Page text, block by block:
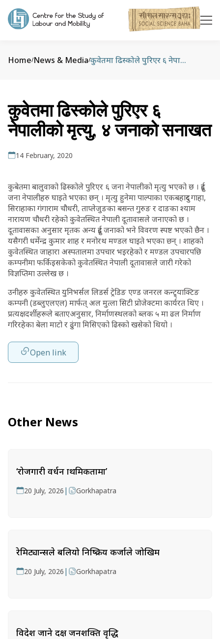
Home/News & Media/ कुवेतमा ढिस्कोले पुरिएर ६ नेपालीको मृत्यु, ४ जनाको सनाखत
कुवेतमा ढिस्कोले पुरिएर ६
नेपालीको मृत्यु, ४ जनाको सनाखत
14 February, 2020
कुबेतमा बालुवाको ढिस्कोले पुरिएर ६ जना नेपालीको मृत्यु भएको छ । दुई
जना नेपालीहरु घाइते भएका छन् । मृत्यु हुनेमा पाल्पाका एकबहादुर गाहा,
सिराहाका गंगाराम चौधरी, ताप्लेजुङका बसन्त गुरुङ र दाङका श्याम
नारायण चौधरी रहेको कुवेतस्थित नेपाली दूतावासले जनाएको छ ।
दूतावासका अनुसार मृतक अन्य दुई जनाको भने विवरण स्पष्ट भएको छैन ।
यसैगरी धर्मेन्द्र कुमार शाह र मनोरथ मण्डल घाइते भएका छन् । शाहको
कुवेतस्थित जाहारा अस्पतालमा उपचार भइरहेको र मण्डल उपचारपछि
कम्पनीमा फर्किइसकेको कुवेतस्थित नेपाली दूतावासले जारी गरेको
विज्ञप्तिमा उल्लेख छ ।
उनीहरु कुवेतस्थित युनिभर्सल लिडर्स ट्रेडिङ एण्ड जनरल कन्ट्र्याक्टिङ
कम्पनी (डब्लुएलएल) मार्फत् अल मुत्ला सिटी प्रोजेक्टमा कार्यरत थिए ।
प्रत्यक्षदर्शीहरूले बताएअनुसार, निर्माणस्थलको ब्लक ५ मा ढल निर्माण
गरिरहेका बेला माटो र ढुंगा मिसिएको ढिस्को खसेको थियो ।
Open link
Other News
‘रोजगारी प्रवर्धन प्राथमिकतामा’
20 July, 2026 | Gorkhapatra
रेमिट्यान्सले बलियो निष्क्रिय कर्जाले जोखिम
20 July, 2026 | Gorkhapatra
विदेश जाने दक्ष जनशक्ति वृद्धि